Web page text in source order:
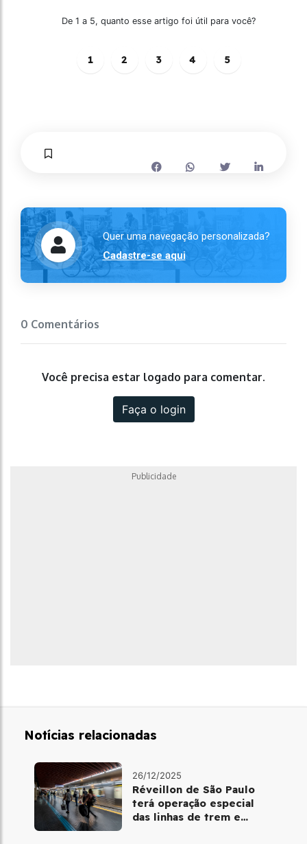
De 1 a 5, quanto esse artigo foi útil para você?
1 2 3 4 5
Quer uma navegação personalizada?
Cadastre-se aqui
0 Comentários
Você precisa estar logado para comentar.
Faça o login
Publicidade
Notícias relacionadas
26/12/2025
Réveillon de São Paulo
terá operação especial
das linhas de trem e